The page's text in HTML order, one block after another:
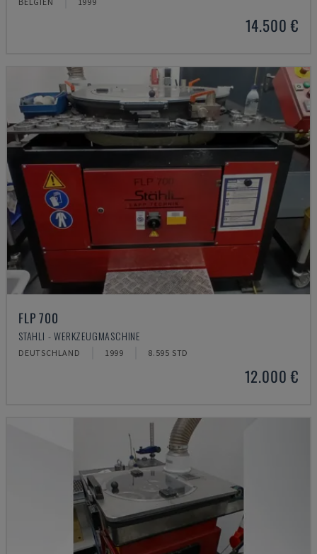
14.500 €
FLP 700
STAHLI - WERKZEUGMASCHINE
DEUTSCHLAND 1999 8.595 STD
12.000 €